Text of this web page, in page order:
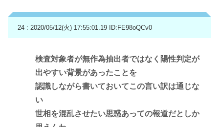
24 : 2020/05/12(火) 17:55:01.19 ID:FE98oQCv0
検査対象者が無作為抽出者ではなく陽性判定が
出やすい背景があったことを
認識しながら書いておいてこの言い訳は通じな
い
世相を混乱させたい思惑あっての報道だとしか